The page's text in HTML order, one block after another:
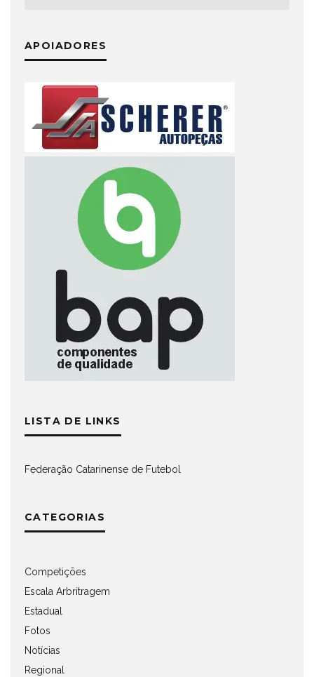
APOIADORES
LISTA DE LINKS
Federação Catarinense de Futebol
CATEGORIAS
Competições
Escala Arbritragem
Estadual
Fotos
Notícias
Regional